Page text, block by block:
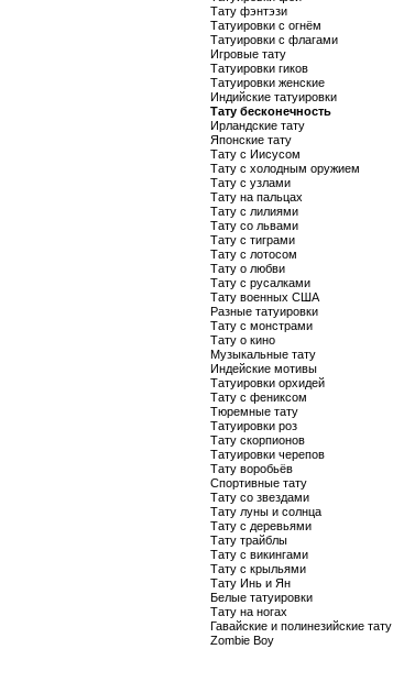
Тату фэнтэзи
Татуировки с огнём
Татуировки с флагами
Игровые тату
Татуировки гиков
Татуировки женские
Индийские татуировки
Тату бесконечность
Ирландские тату
Японские тату
Тату с Иисусом
Тату с холодным оружием
Тату с узлами
Тату на пальцах
Тату с лилиями
Тату со львами
Тату с тиграми
Тату с лотосом
Тату о любви
Тату с русалками
Тату военных США
Разные татуировки
Тату с монстрами
Тату о кино
Музыкальные тату
Индейские мотивы
Татуировки орхидей
Тату с фениксом
Тюремные тату
Татуировки роз
Тату скорпионов
Татуировки черепов
Тату воробьёв
Спортивные тату
Тату со звездами
Тату луны и солнца
Тату с деревьями
Тату трайблы
Тату с викингами
Тату с крыльями
Тату Инь и Ян
Белые татуировки
Тату на ногах
Гавайские и полинезийские тату
Zombie Boy